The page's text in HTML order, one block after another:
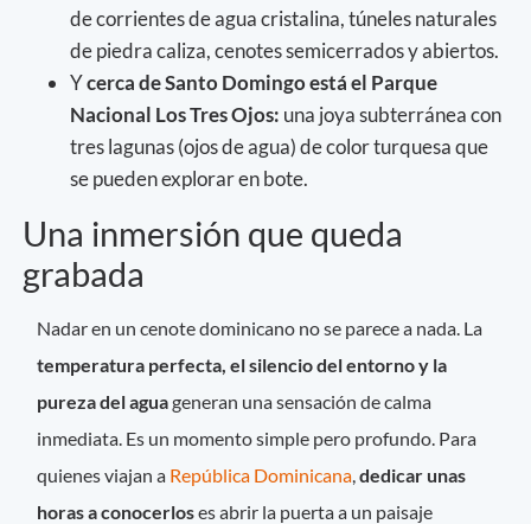
de corrientes de agua cristalina, túneles naturales
de piedra caliza, cenotes semicerrados y abiertos.
Ycerca de Santo Domingo está el Parque
Nacional Los Tres Ojos: una joya subterránea con
tres lagunas (ojos de agua) de color turquesa que
se pueden explorar en bote.
Una inmersión que queda
grabada
Nadar en un cenote dominicano no se parece a nada. La
temperatura perfecta, el silencio del entorno y la
pureza del aguageneran una sensación de calma
inmediata. Es un momento simple pero profundo. Para
quienes viajan a República Dominicana ,dedicar unas
horas a conocerloses abrir la puerta a un paisaje